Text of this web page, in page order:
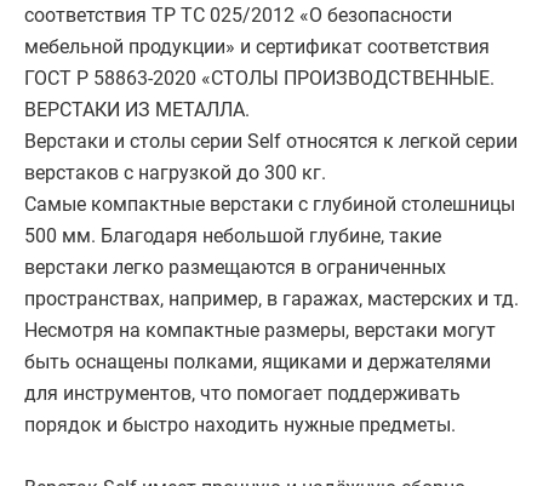
соответствия ТР ТС 025/2012 «О безопасности
мебельной продукции» и сертификат соответствия
ГОСТ Р 58863-2020 «СТОЛЫ ПРОИЗВОДСТВЕННЫЕ.
ВЕРСТАКИ ИЗ МЕТАЛЛА.
Верстаки и столы серии Self относятся к легкой серии
верстаков с нагрузкой до 300 кг.
Самые компактные верстаки с глубиной столешницы
500 мм. Благодаря небольшой глубине, такие
верстаки легко размещаются в ограниченных
пространствах, например, в гаражах, мастерских и тд.
Несмотря на компактные размеры, верстаки могут
быть оснащены полками, ящиками и держателями
для инструментов, что помогает поддерживать
порядок и быстро находить нужные предметы.